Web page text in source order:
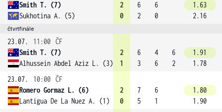
Smith T. (7)
Sukhotina A. (5)
2
0
6
2
6
0
1.63
2.16
čtvrtfinále
23.07. 11:00 ČF
Smith T. (7)
Alhussein Abdel Aziz L. (3)
2
1
6
3
4
6
6
2
1.91
1.78
23.07.
10:00 ČF
Romero Gormaz L. (6)
Lantigua De La Nuez A. (1)
2
0
7
5
6
1
1.80
1.90